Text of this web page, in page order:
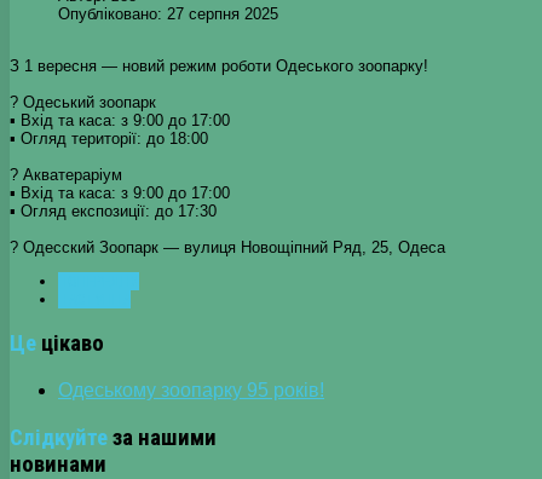
Опубліковано: 27 серпня 2025
З 1 вересня — новий режим роботи Одеського зоопарку!
? Одеський зоопарк
▪ Вхід та каса: з 9:00 до 17:00
▪ Огляд території: до 18:00
? Акватераріум
▪ Вхід та каса: з 9:00 до 17:00
▪ Огляд експозиції: до 17:30
? Одесский Зоопарк — вулиця Новощіпний Ряд, 25, Одеса
Це цікаво
Одеському зоопарку 95 років!
Слідкуйтеза нашими
новинами